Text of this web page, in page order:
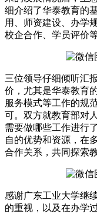
细介绍了华泰教育的
用、师资建设、办学
校企合作、学员评价
三位领导仔细倾听汇
价，尤其是华泰教育
服务模式等工作的规
可。双方就教育部对
需要做哪些工作进行
自的优势和资源，在
合作关系，共同探索
感谢广东工业大学继
的重视，以及在办学